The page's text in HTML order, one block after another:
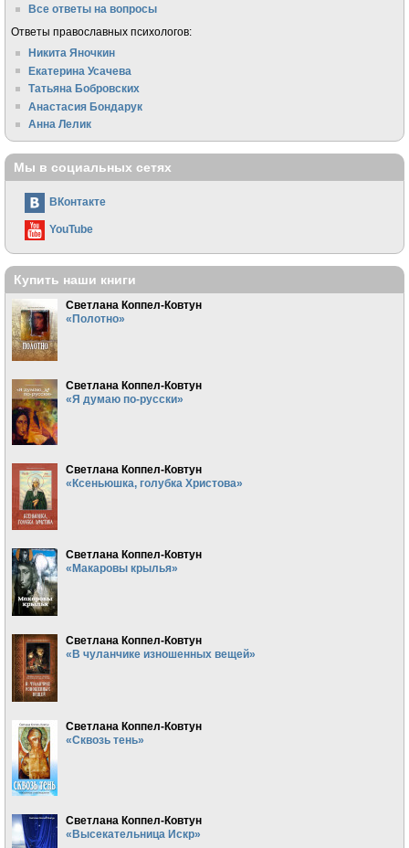
Все ответы на вопросы
Ответы православных психологов:
Никита Яночкин
Екатерина Усачева
Татьяна Бобровских
Анастасия Бондарук
Анна Лелик
Мы в социальных сетях
ВКонтакте
YouTube
Купить наши книги
Светлана Коппел-Ковтун
«Полотно»
Светлана Коппел-Ковтун
«Я думаю по-русски»
Светлана Коппел-Ковтун
«Ксеньюшка, голубка Христова»
Светлана Коппел-Ковтун
«Макаровы крылья»
Светлана Коппел-Ковтун
«В чуланчике изношенных вещей»
Светлана Коппел-Ковтун
«Сквозь тень»
Светлана Коппел-Ковтун
«Высекательница Искр»